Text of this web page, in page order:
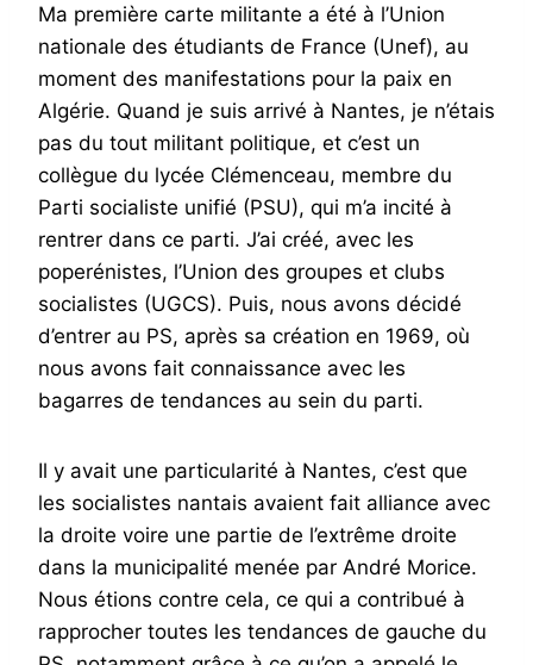
Ma première carte militante a été à l’Union
nationale des étudiants de France (Unef), au
moment des manifestations pour la paix en
Algérie. Quand je suis arrivé à Nantes, je n’étais
pas du tout militant politique, et c’est un
collègue du lycée Clémenceau, membre du
Parti socialiste unifié (PSU), qui m’a incité à
rentrer dans ce parti. J’ai créé, avec les
poperénistes, l’Union des groupes et clubs
socialistes (UGCS). Puis, nous avons décidé
d’entrer au PS, après sa création en 1969, où
nous avons fait connaissance avec les
bagarres de tendances au sein du parti.
Il y avait une particularité à Nantes, c’est que
les socialistes nantais avaient fait alliance avec
la droite voire une partie de l’extrême droite
dans la municipalité menée par André Morice.
Nous étions contre cela, ce qui a contribué à
rapprocher toutes les tendances de gauche du